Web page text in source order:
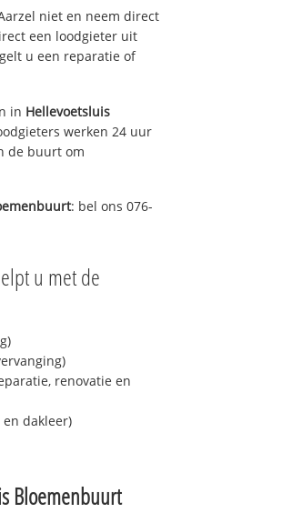
niet en neem direct
een loodgieter uit
u een reparatie of
in Hellevoetsluis
werken 24 uur
de buurt om
: bel ons 076-
u met de
renovatie en
dakleer)
Bloemenbuurt